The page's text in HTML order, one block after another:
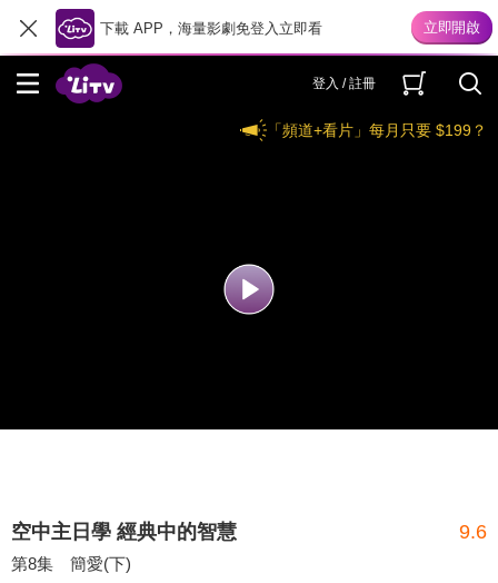
下載 APP，海量影劇免登入立即看
登入 / 註冊
「頻道+看片」每月只要 $199？
空中主日學 經典中的智慧 9.6
第8集 簡愛(下)